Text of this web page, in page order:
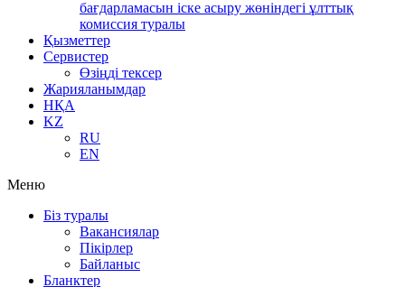
бағдарламасын іске асыру жөніндегі ұлттық
комиссия туралы
Қызметтер
Сервистер
Өзіңді тексер
Жарияланымдар
НҚА
KZ
RU
EN
Меню
Біз туралы
Вакансиялар
Пікірлер
Байланыс
Бланктер